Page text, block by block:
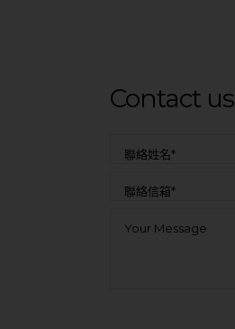
Contact us